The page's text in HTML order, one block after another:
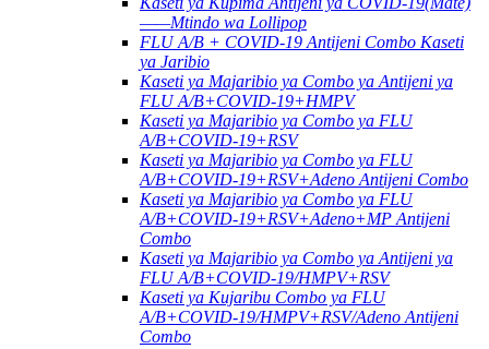
——Mtindo wa Lollipop
FLU A/B + COVID-19 Antijeni Combo Kaseti
ya Jaribio
Kaseti ya Majaribio ya Combo ya Antijeni ya
FLU A/B+COVID-19+HMPV
Kaseti ya Majaribio ya Combo ya FLU
A/B+COVID-19+RSV
Kaseti ya Majaribio ya Combo ya FLU
A/B+COVID-19+RSV+Adeno Antijeni Combo
Kaseti ya Majaribio ya Combo ya FLU
A/B+COVID-19+RSV+Adeno+MP Antijeni
Combo
Kaseti ya Majaribio ya Combo ya Antijeni ya
FLU A/B+COVID-19/HMPV+RSV
Kaseti ya Kujaribu Combo ya FLU
A/B+COVID-19/HMPV+RSV/Adeno Antijeni
Combo